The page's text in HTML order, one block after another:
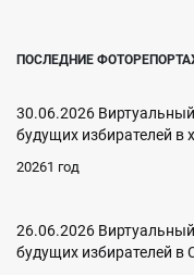
ПОСЛЕДНИЕ
30.06.2026
будущих избирателей в
20261 год
26.06.2026
будущих избирателей